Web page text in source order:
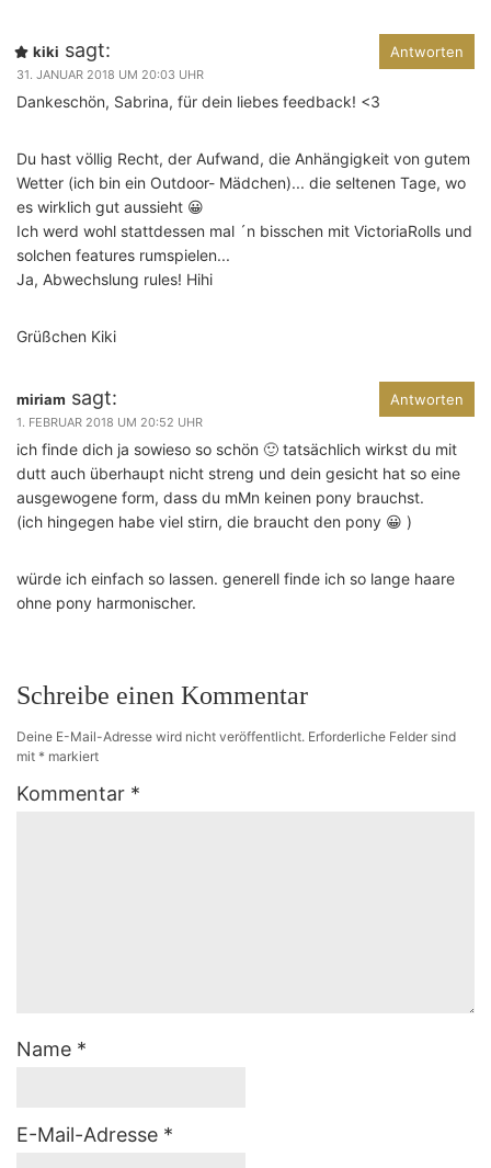
kiki sagt:
31. JANUAR 2018 UM 20:03 UHR
Dankeschön, Sabrina, für dein liebes feedback! <3
Du hast völlig Recht, der Aufwand, die Anhängigkeit von gutem
Wetter (ich bin ein Outdoor- Mädchen)... die seltenen Tage, wo
es wirklich gut aussieht 😀
Ich werd wohl stattdessen mal ´n bisschen mit VictoriaRolls und
solchen features rumspielen...
Ja, Abwechslung rules! Hihi
Grüßchen Kiki
Antworten
miriam sagt:
1. FEBRUAR 2018 UM 20:52 UHR
ich finde dich ja sowieso so schön 🙂 tatsächlich wirkst du mit
dutt auch überhaupt nicht streng und dein gesicht hat so eine
ausgewogene form, dass du mMn keinen pony brauchst.
(ich hingegen habe viel stirn, die braucht den pony 😀 )
würde ich einfach so lassen. generell finde ich so lange haare
ohne pony harmonischer.
Antworten
Schreibe einen Kommentar
Deine E-Mail-Adresse wird nicht veröffentlicht. Erforderliche Felder sind
mit * markiert
Kommentar *
Name *
E-Mail-Adresse *